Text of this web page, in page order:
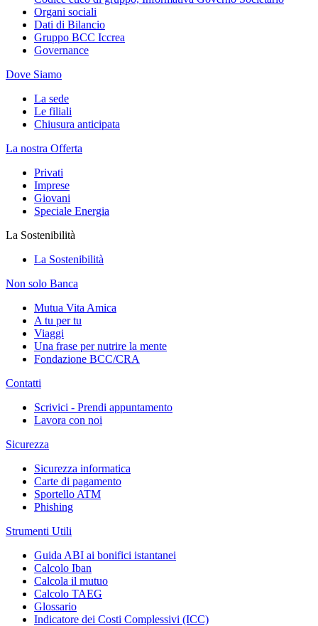
Organi sociali
Dati di Bilancio
Gruppo BCC Iccrea
Governance
Dove Siamo
La sede
Le filiali
Chiusura anticipata
La nostra Offerta
Privati
Imprese
Giovani
Speciale Energia
La Sostenibilità
La Sostenibilità
Non solo Banca
Mutua Vita Amica
A tu per tu
Viaggi
Una frase per nutrire la mente
Fondazione BCC/CRA
Contatti
Scrivici - Prendi appuntamento
Lavora con noi
Sicurezza
Sicurezza informatica
Carte di pagamento
Sportello ATM
Phishing
Strumenti Utili
Guida ABI ai bonifici istantanei
Calcolo Iban
Calcola il mutuo
Calcolo TAEG
Glossario
Indicatore dei Costi Complessivi (ICC)